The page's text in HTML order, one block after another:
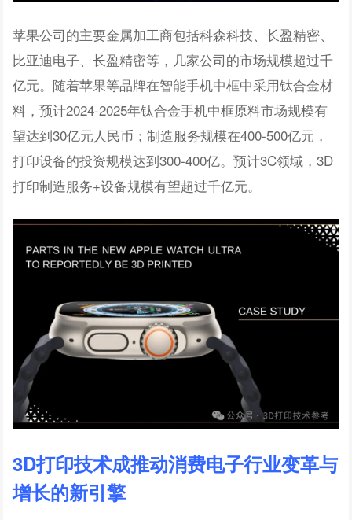
苹果公司的主要金属加工商包括科森科技、长盈精密、
比亚迪电子、长盈精密等，几家公司的市场规模超过千
亿元。随着苹果等品牌在智能手机中框中采用钛合金材
料，预计2024-2025年钛合金手机中框原料市场规模有
望达到30亿元人民币；制造服务规模在400-500亿元，
打印设备的投资规模达到300-400亿。预计3C领域，3D
打印制造服务+设备规模有望超过千亿元。
3D打印技术成推动消费电子行业变革与
增长的新引擎